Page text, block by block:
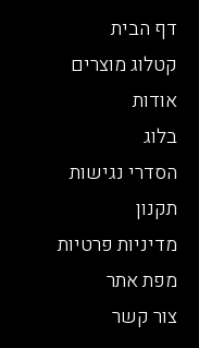
דף הבית
קטלוג מוצרים
אודות
בלוג
הסדרי נגישות
תקנון
מדיניות פרטיות
מפת אתר
צור קשר